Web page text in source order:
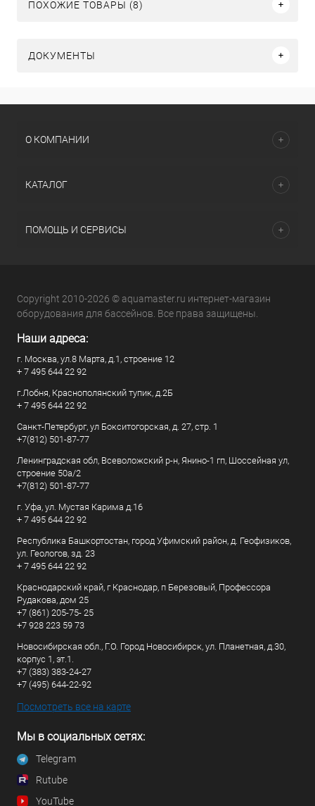
ПОХОЖИЕ ТОВАРЫ (8)
ДОКУМЕНТЫ
О КОМПАНИИ
КАТАЛОГ
ПОМОЩЬ И СЕРВИСЫ
Copyright 2010-2026 © aquamaster.ru интернет-магазин
оборудования для бассейнов. Все права защищены.
Наши адреса:
г. Москва, ул.8 Марта, д.1, строение 12
+ 7 495 644 22 92
г.Лобня, Краснополянский тупик, д.2Б
+ 7 495 644 22 92
Санкт-Петербург, ул Бокситогорская, д. 27, стр. 1
+7(812) 501-87-77
Ленинградская обл, Всеволожский р-н, Янино-1 гп, Шоссейная ул,
строение 50а/2
+7(812) 501-87-77
г. Уфа, ул. Мустая Карима д.16
+ 7 495 644 22 92
Республика Башкортостан, город Уфимский район, д. Геофизиков,
ул. Геологов, зд. 23
+ 7 495 644 22 92
Краснодарский край, г Краснодар, п Березовый, Профессора
Рудакова, дом 25
+7 (861) 205-75- 25
+7 928 223 59 73
Новосибирская обл., Г.О. Город Новосибирск, ул. Планетная, д.30,
корпус 1, эт.1.
+7 (383) 383-24-27
+7 (495) 644-22-92
Посмотреть все на карте
Мы в социальных сетях:
Telegram
Rutube
YouTube